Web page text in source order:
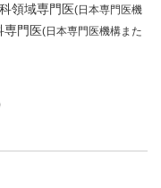
領域専門医(日本専門医機
専門医(日本専門医機構また